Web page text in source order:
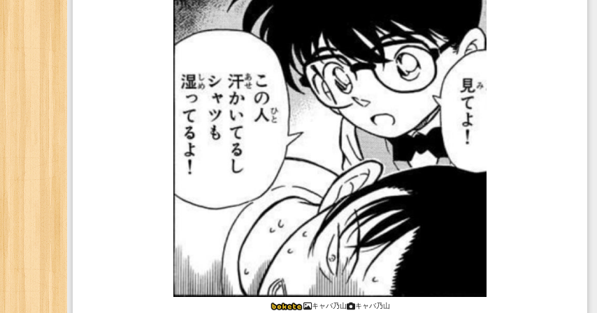
キャバ乃山 キャバ乃山